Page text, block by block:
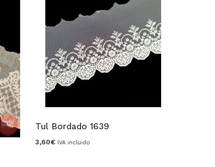
Tul Bordado 1639
3,60€ IVA incluido